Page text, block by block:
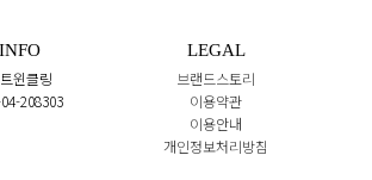
윈클링
208303
LEGAL
브랜드스토리
이용약관
이용안내
개인정보처리방침